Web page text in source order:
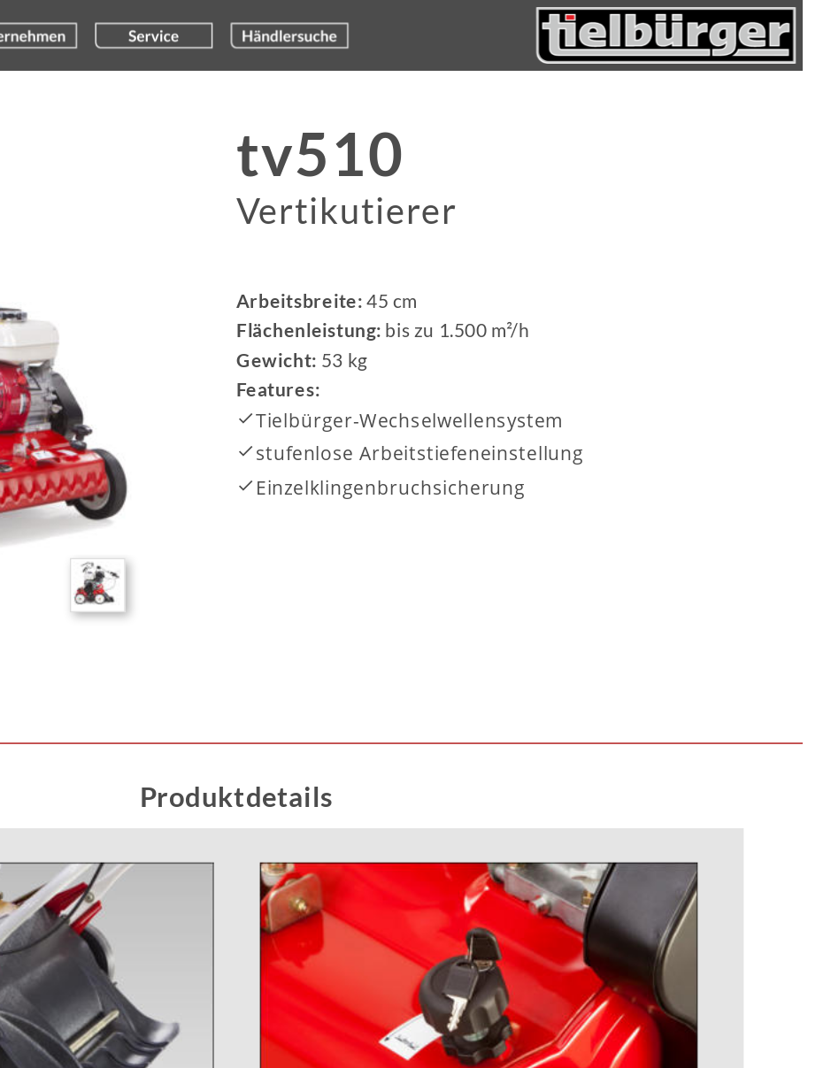
Produktdetails
Arbeitsbreite: 45 cm
Flächenleistung: bis zu 1.500 m²/h
Gewicht: 53 kg
Features:
Tielbürger-Wechselwellensystem
 stufenlose Arbeitstiefeneinstellung
 Einzelklingenbruchsicherung
tv510
Vertikutierer